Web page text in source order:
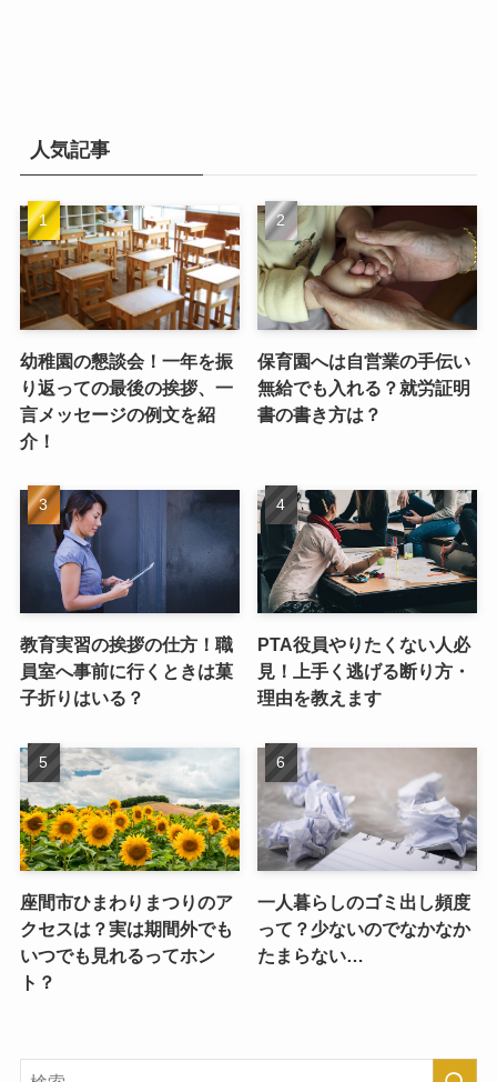
人気記事
幼稚園の懇談会！一年を振
り返っての最後の挨拶、一
言メッセージの例文を紹
介！
保育園へは自営業の手伝い
無給でも入れる？就労証明
書の書き方は？
教育実習の挨拶の仕方！職
員室へ事前に行くときは菓
子折りはいる？
PTA役員やりたくない人必
見！上手く逃げる断り方・
理由を教えます
座間市ひまわりまつりのア
クセスは？実は期間外でも
いつでも見れるってホン
ト？
一人暮らしのゴミ出し頻度
って？少ないのでなかなか
たまらない…